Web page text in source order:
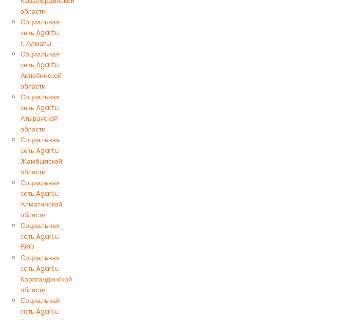
области
Социальная
сеть Agartu
г. Алматы
Социальная
сеть Agartu
Актюбинской
области
Социальная
сеть Agartu
Атырауской
области
Социальная
сеть Agartu
Жамбылской
области
Социальная
сеть Agartu
Алматинской
области
Социальная
сеть Agartu
ВКО
Социальная
сеть Agartu
Карагандинской
области
Социальная
сеть Agartu